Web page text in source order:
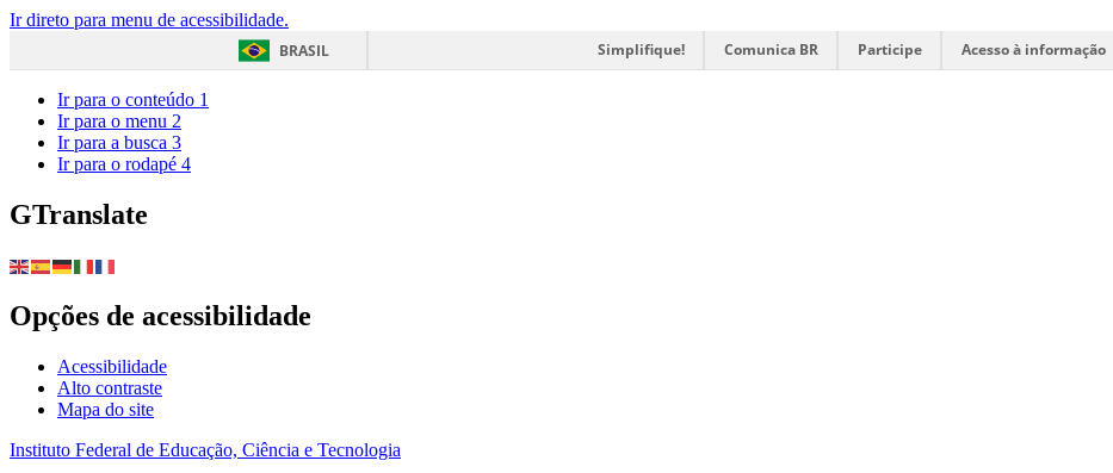
Ir direto para menu de acessibilidade.
BRASIL
Simplifique! Comunica BR Participe Acesso à informação
Ir para o conteúdo 1
Ir para o menu 2
Ir para a busca 3
Ir para o rodapé 4
GTranslate
Opções de acessibilidade
Acessibilidade
Alto contraste
Mapa do site
Instituto Federal de Educação, Ciência e Tecnologia